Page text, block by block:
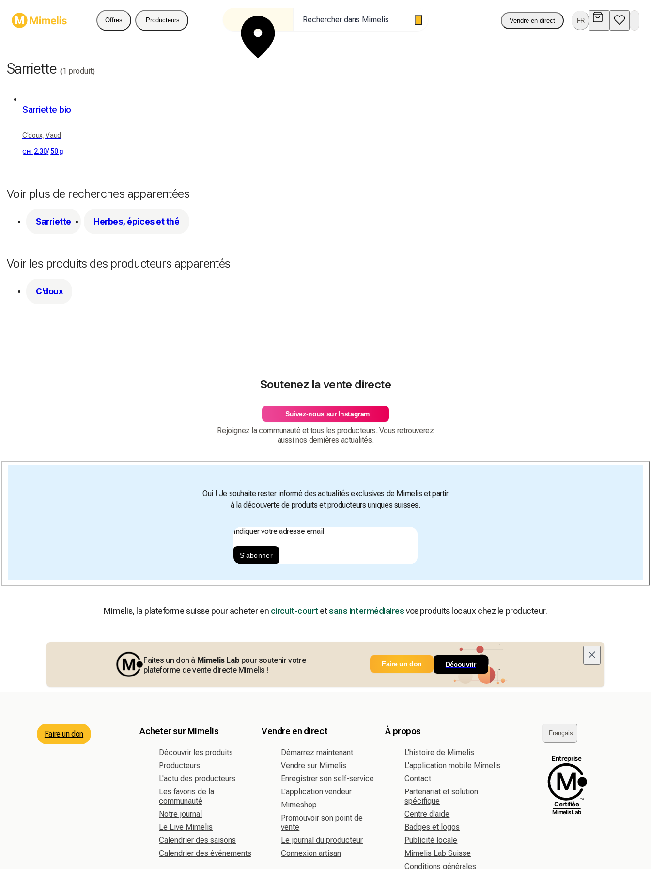
Offres Producteurs Rechercher dans Mimelis Vendre en direct FR
Sarriette (1 produit)
Sarriette bio
C'doux, Vaud
CHF 2.30/ 50 g
Voir plus de recherches apparentées
Sarriette Herbes, épices et thé
Voir les produits des producteurs apparentés
C'doux
Soutenez la vente directe
Suivez-nous sur Instagram
Rejoignez la communauté et tous les producteurs. Vous retrouverez
aussi nos dernières actualités.
Oui ! Je souhaite rester informé des actualités exclusives de Mimelis et partir
à la découverte de produits et producteurs uniques suisses.
Indiquer votre adresse email
S'abonner
Mimelis, la plateforme suisse pour acheter en circuit-court etsans intermédiairesvos produits locaux chez le producteur.
Faites un don à Mimelis Lab pour soutenir votre
plateforme de vente directe Mimelis !
Faire un don Découvrir
Faire un don Acheter sur Mimelis
Découvrir les produits
Producteurs
L'actu des producteurs
Les favoris de la
communauté
Notre journal
Le Live Mimelis
Calendrier des saisons
Calendrier des événements
Vendre en direct
Démarrez maintenant
Vendre sur Mimelis
Enregistrer son self-service
L'application vendeur
Mimeshop
Promouvoir son point de
vente
Le journal du producteur
Connexion artisan
À propos
L'histoire de Mimelis
L'application mobile Mimelis
Contact
Partenariat et solution
spécifique
Centre d'aide
Badges et logos
Publicité locale
Mimelis Lab Suisse
Conditions générales
Français